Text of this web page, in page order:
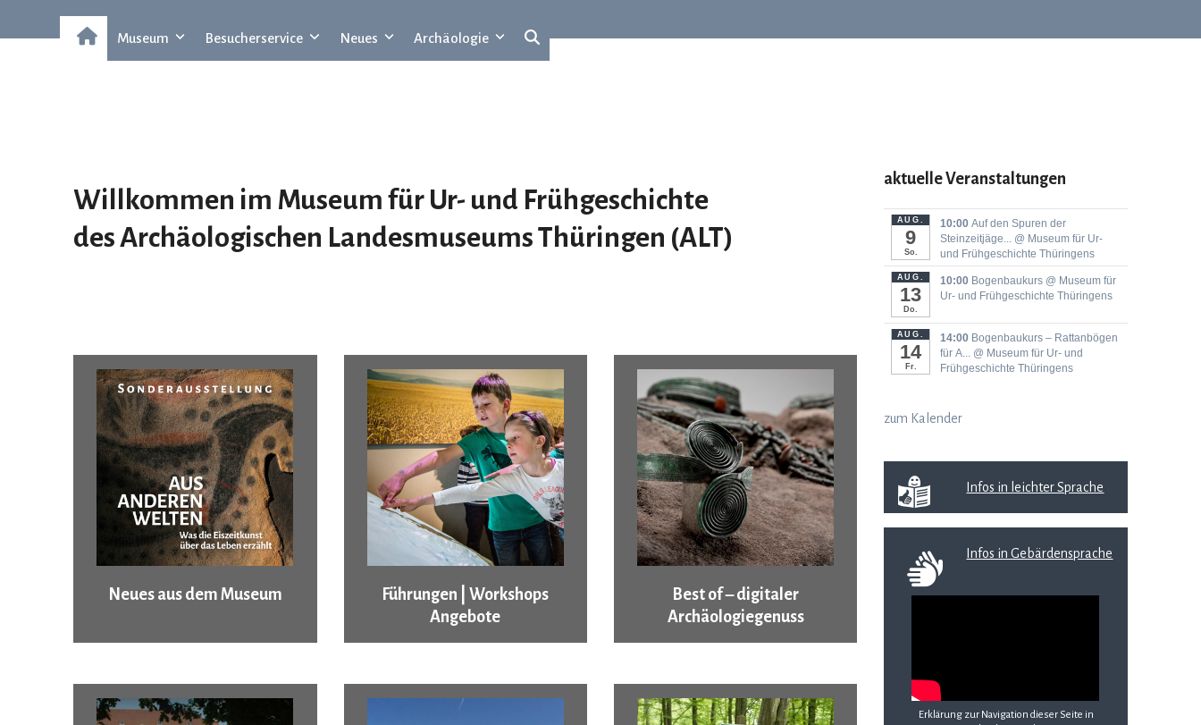
Museum Besucherservice Neues Archäologie
Willkommen im Museum für Ur- und Frühgeschichte
desArchäologischen LandesmuseumsT hüringen (ALT)
Neues aus dem Museum
Führungen | Workshops
Angebote
Best of – digitaler
Archäologiegenuss
aktuelle Veranstaltungen
AUG.
9
So.
10:00 Auf den Spuren der
Steinzeitjäge... @ Museum für Ur-
und Frühgeschichte Thüringens
AUG.
13
Do.
10:00 Bogenbaukurs @ Museum für
Ur- und Frühgeschichte Thüringens
AUG.
14
Fr.
14:00 Bogenbaukurs ‒ Rattanbögen
für A... @ Museum für Ur- und
Frühgeschichte Thüringens
zum Kalender
Infos in leichter Sprache
Infos in Gebärdensprache
Erklärung zur Navigation dieser Seite in